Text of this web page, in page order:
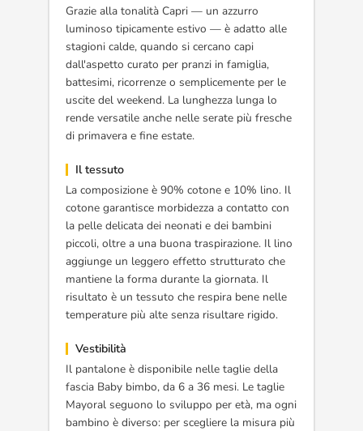
Grazie alla tonalità Capri — un azzurro
luminoso tipicamente estivo — è adatto alle
stagioni calde, quando si cercano capi
dall'aspetto curato per pranzi in famiglia,
battesimi, ricorrenze o semplicemente per le
uscite del weekend. La lunghezza lunga lo
rende versatile anche nelle serate più fresche
di primavera e fine estate.
Il tessuto
La composizione è 90% cotone e 10% lino. Il
cotone garantisce morbidezza a contatto con
la pelle delicata dei neonati e dei bambini
piccoli, oltre a una buona traspirazione. Il lino
aggiunge un leggero effetto strutturato che
mantiene la forma durante la giornata. Il
risultato è un tessuto che respira bene nelle
temperature più alte senza risultare rigido.
Vestibilità
Il pantalone è disponibile nelle taglie della
fascia Baby bimbo, da 6 a 36 mesi. Le taglie
Mayoral seguono lo sviluppo per età, ma ogni
bambino è diverso: per scegliere la misura più